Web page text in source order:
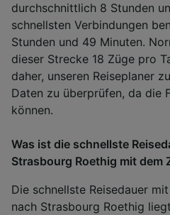
durchschnittlich 8 Stunden
schnellsten Verbindungen
Stunden und 49 Minuten.
dieser Strecke 18 Züge pro
daher, unseren Reiseplaner
Daten zu überprüfen, da die
können.
Was ist die schnellste
Strasbourg Roethig mit dem
Die schnellste Reisedauer
nach Strasbourg Roethig